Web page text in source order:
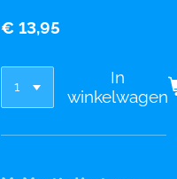
€ 13,95
In
winkelwagen